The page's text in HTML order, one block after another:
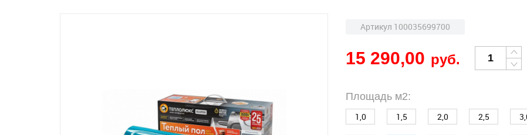
Артикул 100035699700
15 290,00 руб.
Площадь м2:
1,0 1,5 2,0 2,5